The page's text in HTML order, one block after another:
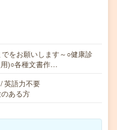
をお願いします～○健康診
)○各種文書作…
英語力不要
ある方